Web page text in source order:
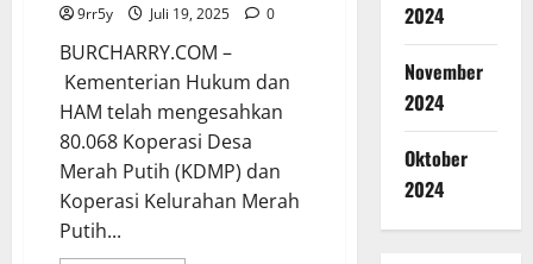
9rr5y Juli 19, 2025 0
BURCHARRY.COM –
Kementerian Hukum dan
HAM telah mengesahkan
80.068 Koperasi Desa
Merah Putih (KDMP) dan
Koperasi Kelurahan Merah
Putih...
2024
November
2024
Oktober
2024